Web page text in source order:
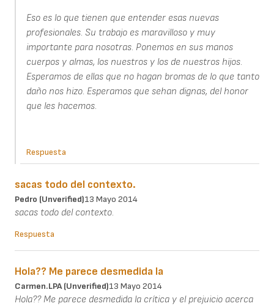
Eso es lo que tienen que entender esas nuevas
profesionales. Su trabajo es maravilloso y muy
importante para nosotras. Ponemos en sus manos
cuerpos y almas, los nuestros y los de nuestros hijos.
Esperamos de ellas que no hagan bromas de lo que tanto
daño nos hizo. Esperamos que sehan dignas, del honor
que les hacemos.
Respuesta
sacas todo del contexto.
Pedro (unverified)13 Mayo 2014
sacas todo del contexto.
Respuesta
Hola?? Me parece desmedida la
Carmen.LPA (unverified)13 Mayo 2014
Hola?? Me parece desmedida la crítica y el prejuicio acerca